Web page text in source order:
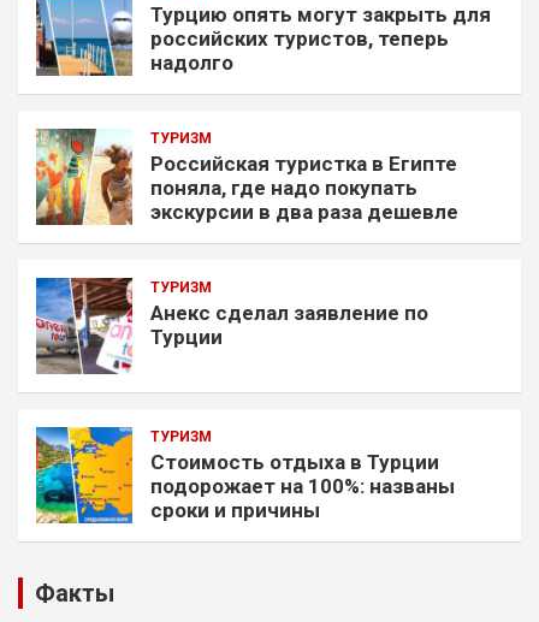
Турцию опять могут закрыть для
российских туристов, теперь
надолго
ТУРИЗМ
Российская туристка в Египте
поняла, где надо покупать
экскурсии в два раза дешевле
ТУРИЗМ
Анекс сделал заявление по
Турции
ТУРИЗМ
Стоимость отдыха в Турции
подорожает на 100%: названы
сроки и причины
Факты